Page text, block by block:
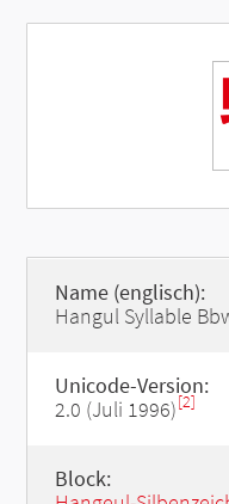
Name (englisch):
Hangul Syllable
Unicode-Version:
2.0 (Juli 1996)[2]
Block: